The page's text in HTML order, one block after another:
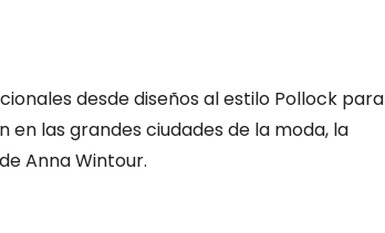
desde diseños al estilo Pollock para
en las grandes ciudades de la moda, la
Anna Wintour.